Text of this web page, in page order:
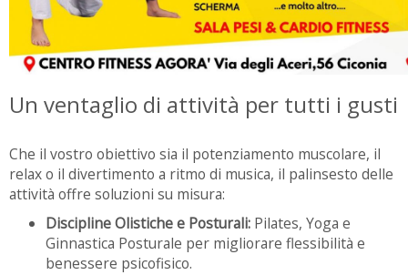
Un ventaglio di attività per tutti i gusti
Che il vostro obiettivo sia il potenziamento muscolare, il
relax o il divertimento a ritmo di musica, il palinsesto delle
attività offre soluzioni su misura:
Discipline Olistiche e Posturali: Pilates, Yoga e
Ginnastica Posturale per migliorare flessibilità e
benessere psicofisico.